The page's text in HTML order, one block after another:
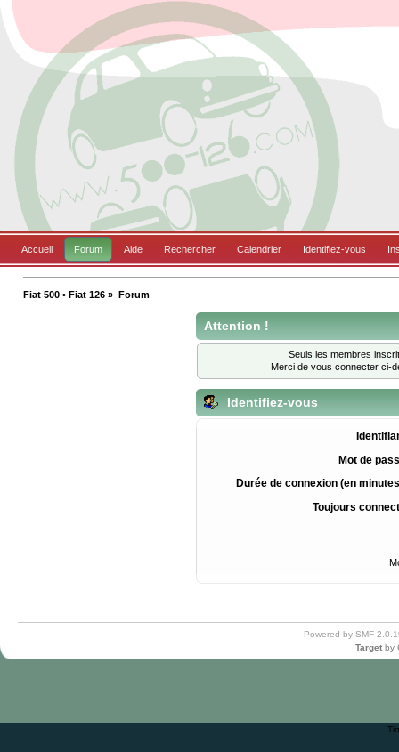
Accueil Forum Aide Rechercher Calendrier Identifiez-vous
Fiat 500 • Fiat 126 » Forum
Attention !
Seuls les membres
Merci de vous connecter ci-
Identifiez-vous
Mot de
Durée de connexion (en
Toujours
Powered by SMF
Target by